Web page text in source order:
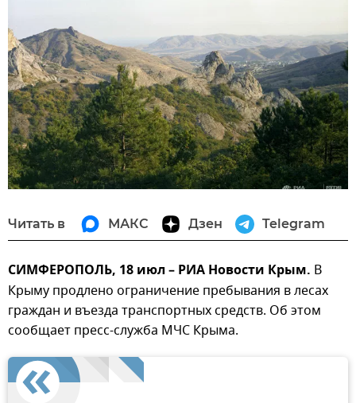
Читать в МАКС Дзен Telegram
СИМФЕРОПОЛЬ, 18 июл – РИА Новости Крым. В
Крыму продлено ограничение пребывания в лесах
граждан и въезда транспортных средств. Об этом
сообщает пресс-служба МЧС Крыма.